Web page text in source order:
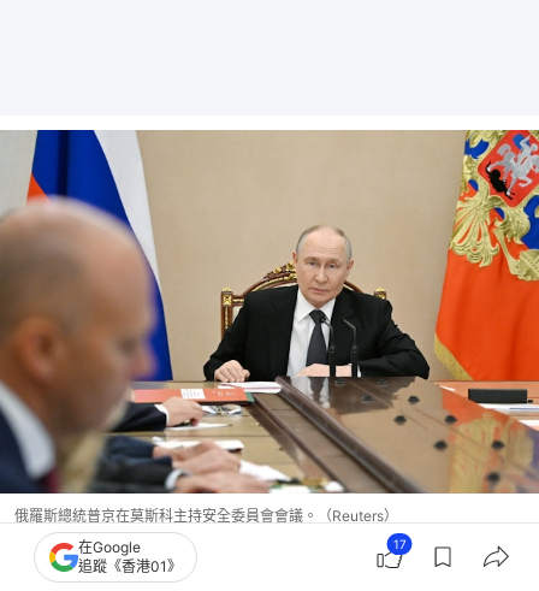
俄羅斯總統普京在莫斯科主持安全委員會會議。（Reuters）
燃料危機，無疑將嚴重衝擊俄羅斯經濟。經濟危機，
在Google
追蹤《香港01》
17